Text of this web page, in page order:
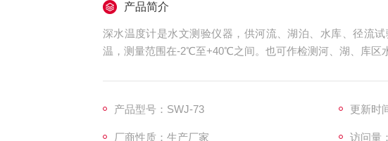
产品简介
深水温度计是水文测验仪器，供河流、湖泊、水库、径流
温，测量范围在-2℃至+40℃之间。也可作检测河、湖、库区
产品型号：SWJ-73 更新时
厂商性质：生产厂家 访问量